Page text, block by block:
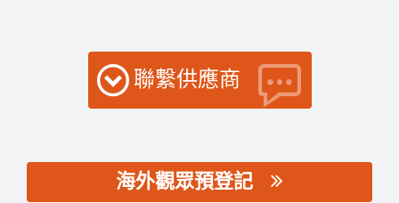
聯繫供應商
海外觀眾預登記